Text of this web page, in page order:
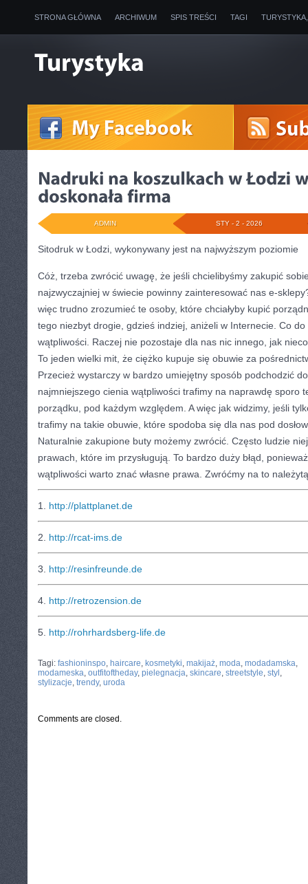
STRONA GŁÓWNA ARCHIWUM SPIS TREŚCI TAGI
STY - 2 - 2026
ADMIN
Sitodruk w Łodzi, wykonywany jest na najwyższym poziomie
Cóż, trzeba zwrócić uwagę, że jeśli chcielibyśmy zakupić
najzwyczajniej w świecie powinny zainteresować nas e-
więc trudno zrozumieć te osoby, które chciałyby kupić
tego niezbyt drogie, gdzieś indziej, aniżeli w Internecie. Co
wątpliwości. Raczej nie pozostaje dla nas nic innego, jak
To jeden wielki mit, że ciężko kupuje się obuwie za
Przecież wystarczy w bardzo umiejętny sposób podchodzić
najmniejszego cienia wątpliwości trafimy na naprawdę sporo
porządku, pod każdym względem. A więc jak widzimy, jeśli
trafimy na takie obuwie, które spodoba się dla nas pod
Naturalnie zakupione buty możemy zwrócić. Często ludzie
prawach, które im przysługują. To bardzo duży błąd,
wątpliwości warto znać własne prawa. Zwróćmy na to
1. http://plattplanet.de
2. http://rcat-ims.de
3. http://resinfreunde.de
4. http://retrozension.de
5. http://rohrhardsberg-life.de
Tagi: fashioninspo, haircare, kosmetyki, makijaż, moda, modadamska,
modameska, outfitoftheday, pielegnacja, skincare, streetstyle, styl ,
stylizacje, trendy, uroda
Comments are closed.